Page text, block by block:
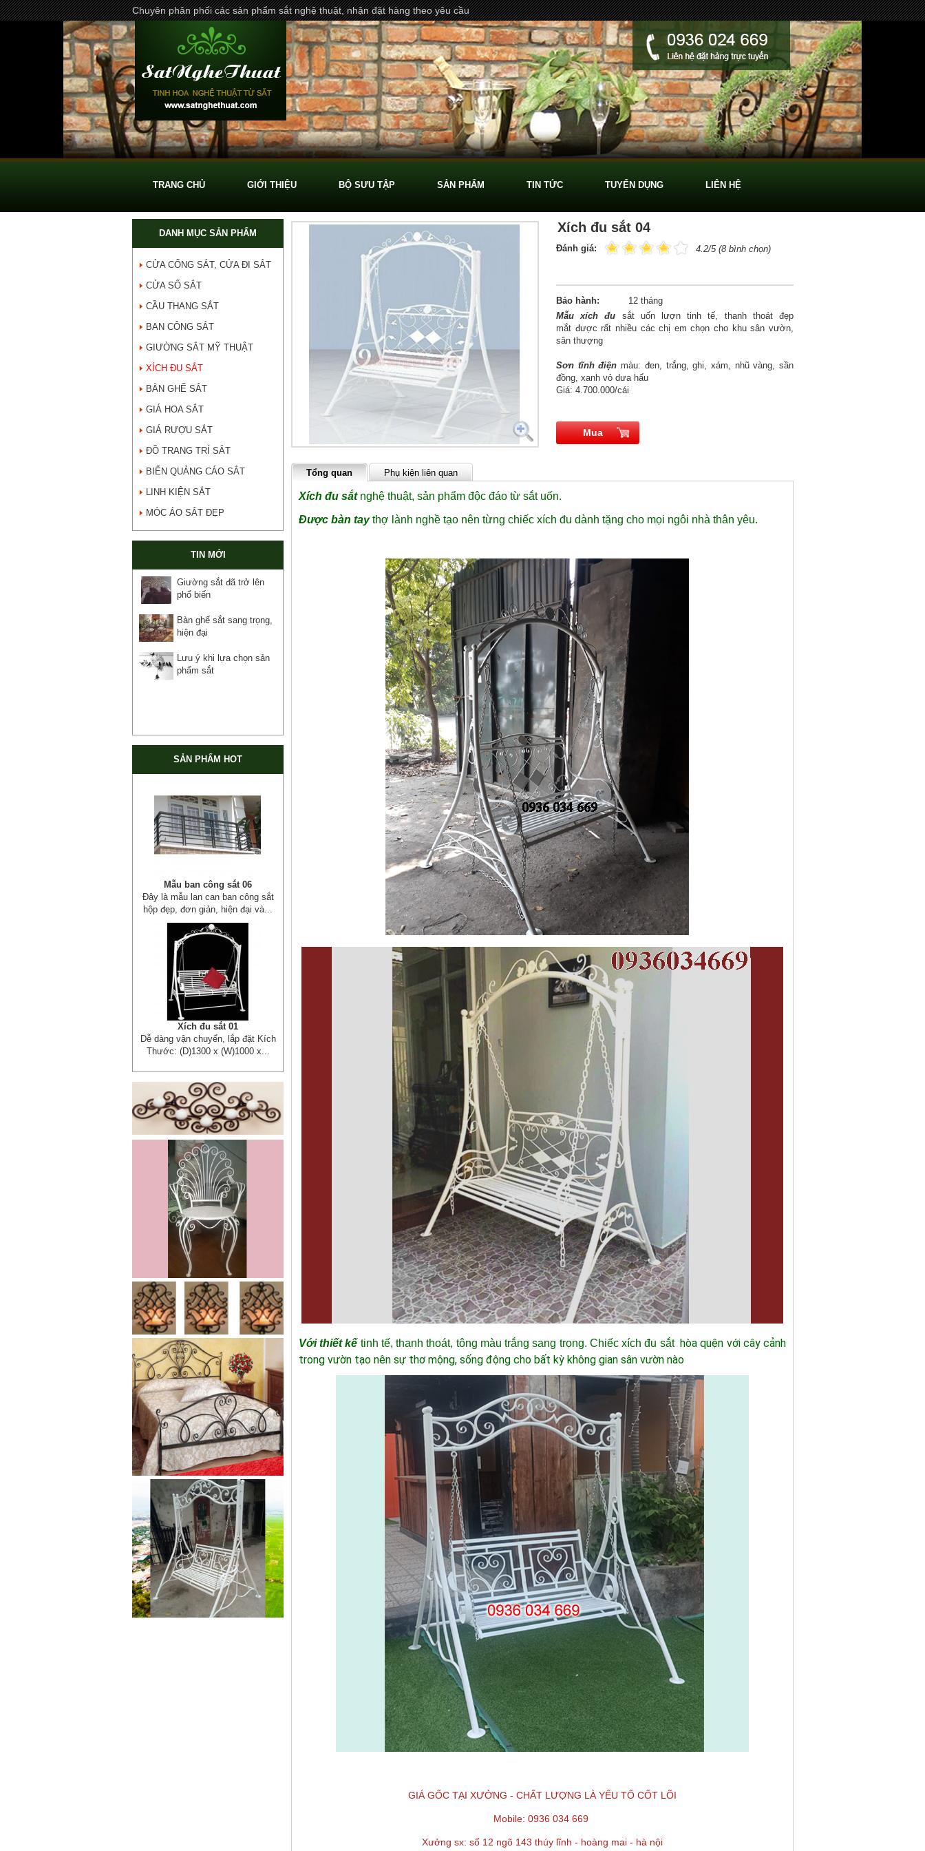
Chuyên phân phối các sản phẩm sắt nghệ thuật, nhận đặt hàng theo yêu cầu
TRANG CHỦ GIỚI THIỆU BỘ SƯU TẬP SẢN PHẨM TIN TỨC TUYỂN DỤNG LIÊN HỆ
DANH MỤC SẢN PHẨM
CỬA CỔNG SẮT, CỬA ĐI SẮT
CỬA SỔ SẮT
CẦU THANG SẮT
BAN CÔNG SẮT
GIƯỜNG SẮT MỸ THUẬT
XÍCH ĐU SẮT
BÀN GHẾ SẮT
GIÁ HOA SẮT
GIÁ RƯỢU SẮT
ĐỒ TRANG TRÍ SẮT
BIỂN QUẢNG CÁO SẮT
LINH KIỆN SẮT
MÓC ÁO SẮT ĐẸP
TIN MỚI
Giường sắt đã trở lên
phổ biến
Bàn ghế sắt sang trọng,
hiện đại
Lưu ý khi lựa chọn sản
phẩm sắt
SẢN PHẨM HOT
Mẫu ban công sắt 06
Đây là mẫu lan can ban công sắt
hộp đẹp, đơn giản, hiện đại và...
Xích đu sắt 01
Dễ dàng vận chuyển, lắp đặt Kích
Thước: (D)1300 x (W)1000 x...
Mẫu giường sắt đẹp _ 51
Giường sắt đẹp phong cách hiện
đại phù hợp nhiều lứa tuổi
Giường sắt đủ mọi...
Lá thép đúc - phụ kiện sắt mỹ
thuật
- Lá hoa thép đúc trang trí cửa
cổng sắt, - Lá hoa...
Cửa cổng sắt mỹ thuật 19
Cửa cống sắt đẹp cho mọi không
gian nhà riêng, biệt thự, nhà sân...
Cửa sắt mẫu 20
Xích đu sắt 04
Đánh giá: 4.2/5 (8 bình chọn)
Bảo hành:
12 tháng
Mẫu xích đu sắt uốn lượn tinh tế, thanh thoát đẹp
mắt được rất nhiều các chị em chọn cho khu sân vườn,
sân thượng
Sơn tĩnh điện màu: đen, trắng, ghi, xám, nhũ vàng, sần
đồng, xanh vỏ dưa hấu
Giá: 4.700.000/cái
Mua
Tổng quan Phụ kiện liên quan
Xích đu sắt nghệ thuật, sản phẩm độc đáo từ sắt uốn.
Được bàn taythợ lành nghề tạo nên từng chiếc xích đu dành tặng cho mọi ngôi nhà thân yêu.
Với thiết kế tinh tế, thanh thoát, tông màu trắng sang trọng. Chiếcxích đu sắt hòa quện với cây cảnh
trong vườn tạo nên sự thơ mộng, sống động cho bất kỳ không gian sân vườn nào
GIÁ GỐC TẠI XƯỞNG - CHẤT LƯỢNG LÀ YẾU TỐ CỐT LÕI
Mobile: 0936 034 669
Xưởng sx: số 12 ngõ 143 thúy lĩnh - hoàng mai - hà nội